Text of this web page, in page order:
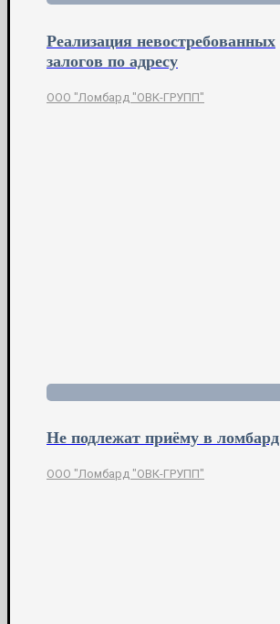
Реализация невостребованных
залогов по адресу
ООО "Ломбард "ОВК-ГРУПП"
Не подлежат приёму в ломбард
ООО "Ломбард "ОВК-ГРУПП"